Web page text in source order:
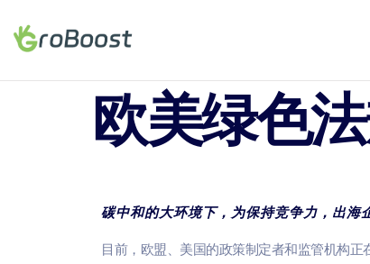
欧美绿色
碳中和的大环境下，为保持竞争力，出海
目前，欧盟、美国的政策制定者和监管机构